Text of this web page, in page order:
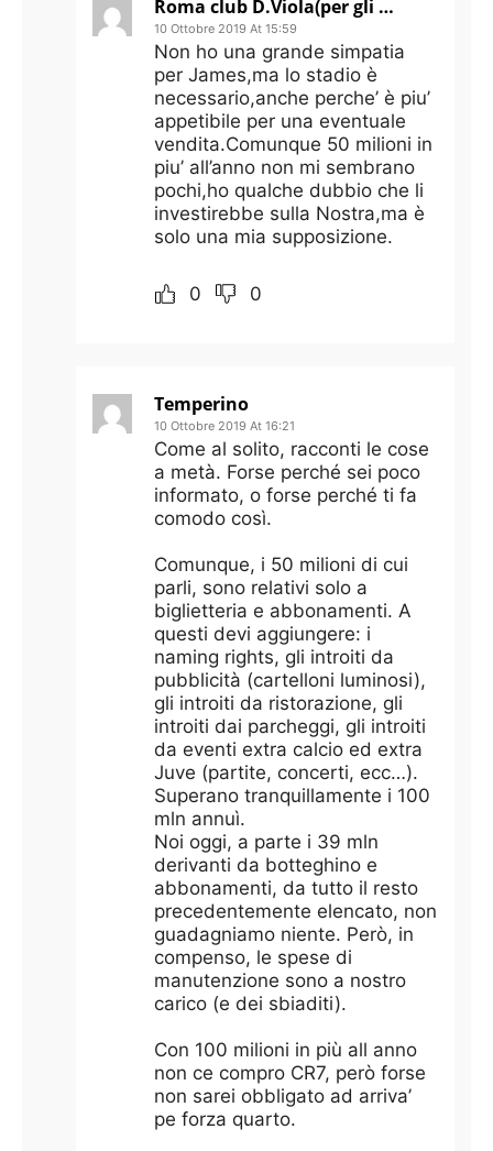
Roma club D.Viola(per gli amici Fabiano)
10 Ottobre 2019 At 15:59
Non ho una grande simpatia
per James,ma lo stadio è
necessario,anche perche’ è piu’
appetibile per una eventuale
vendita.Comunque 50 milioni in
piu’ all’anno non mi sembrano
pochi,ho qualche dubbio che li
investirebbe sulla Nostra,ma è
solo una mia supposizione.
0 0
Temperino
10 Ottobre 2019 At 16:21
Come al solito, racconti le cose
a metà. Forse perché sei poco
informato, o forse perché ti fa
comodo così.
Comunque, i 50 milioni di cui
parli, sono relativi solo a
biglietteria e abbonamenti. A
questi devi aggiungere: i
naming rights, gli introiti da
pubblicità (cartelloni luminosi),
gli introiti da ristorazione, gli
introiti dai parcheggi, gli introiti
da eventi extra calcio ed extra
Juve (partite, concerti, ecc…).
Superano tranquillamente i 100
mln annuì.
Noi oggi, a parte i 39 mln
derivanti da botteghino e
abbonamenti, da tutto il resto
precedentemente elencato, non
guadagniamo niente. Però, in
compenso, le spese di
manutenzione sono a nostro
carico (e dei sbiaditi).
Con 100 milioni in più all anno
non ce compro CR7, però forse
non sarei obbligato ad arriva’
pe forza quarto.